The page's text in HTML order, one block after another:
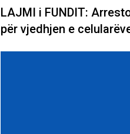
LAJMI i FUNDIT:
për vjedhjen e